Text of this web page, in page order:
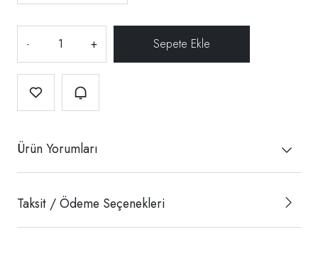
- +
Ürün Yorumları
Taksit / Ödeme Seçenekleri